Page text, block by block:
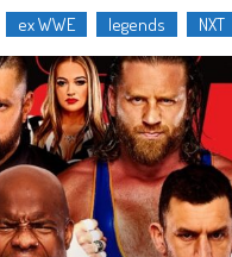
ex WWE legends NXT